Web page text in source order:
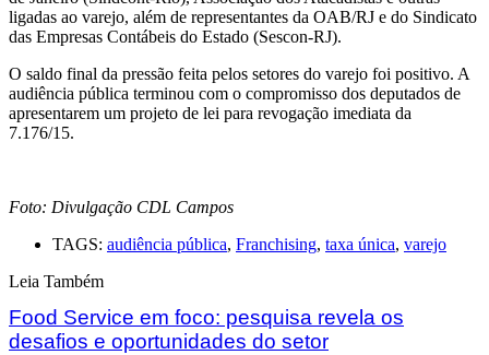
ligadas ao varejo, além de representantes da OAB/RJ e do Sindicato
das Empresas Contábeis do Estado (Sescon-RJ).
O saldo final da pressão feita pelos setores do varejo foi positivo. A
audiência pública terminou com o compromisso dos deputados de
apresentarem um projeto de lei para revogação imediata da
7.176/15.
Foto: Divulgação CDL Campos
TAGS: audiência pública, Franchising, taxa única, varejo
Leia Também
Food Service em foco: pesquisa revela os
desafios e oportunidades do setor